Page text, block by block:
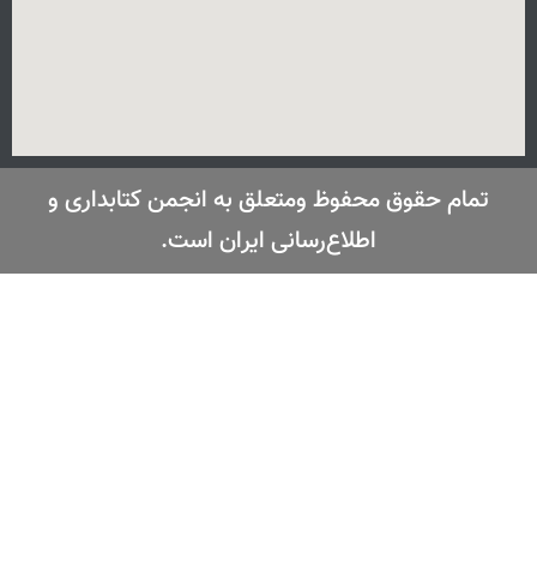
تمام حقوق محفوظ ومتعلق به انجمن کتابداری و
اطلاع‌رسانی ایران است.